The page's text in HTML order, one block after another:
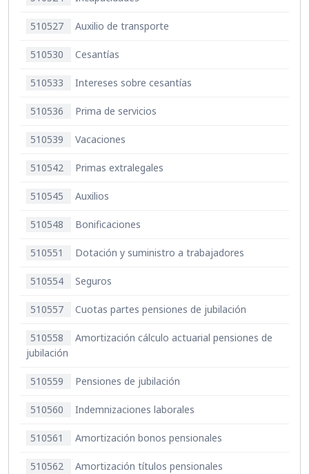
510527 Auxilio de transporte
510530 Cesantías
510533 Intereses sobre cesantías
510536 Prima de servicios
510539 Vacaciones
510542 Primas extralegales
510545 Auxilios
510548 Bonificaciones
510551 Dotación y suministro a trabajadores
510554 Seguros
510557 Cuotas partes pensiones de jubilación
510558
Amortización cálculo actuarial pensiones de
jubilación
510559 Pensiones de jubilación
510560 Indemnizaciones laborales
510561 Amortización bonos pensionales
510562 Amortización títulos pensionales